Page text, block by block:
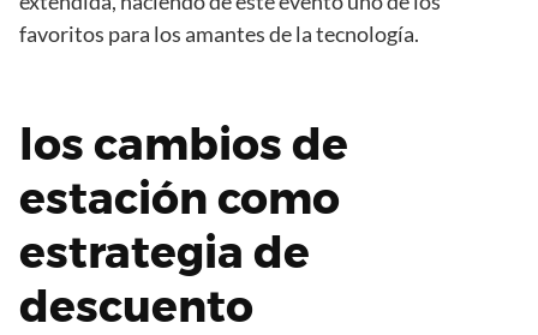
favoritos para los amantes de la tecnología.
los cambios de
estación como
estrategia de
descuento